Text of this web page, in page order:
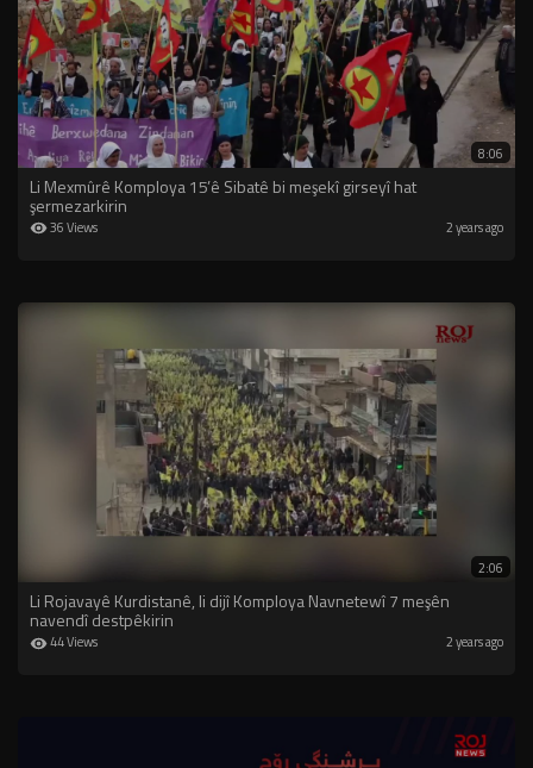
8:06
Li Mexmûrê Komploya 15’ê Sibatê bi meşekî girseyî hat
şermezarkirin
36 Views 2 years ago
2:06
Li Rojavayê Kurdistanê, li dijî Komploya Navnetewî 7 meşên
navendî destpêkirin
44 Views 2 years ago